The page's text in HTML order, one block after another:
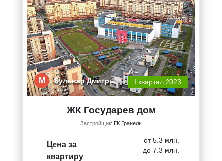
М Бульвар Дмитр… I квартал 2023
ЖК Государев дом
Застройщик: ГК Гранель
Цена за
квартиру
от 5.3 млн.
до 7.3 млн.